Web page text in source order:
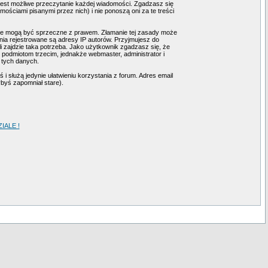
możliwe przeczytanie każdej wiadomości. Zgadzasz się
pisanymi przez nich) i nie ponoszą oni za te treści
być sprzeczne z prawem. Złamanie tej zasady może
rejestrowane są adresy IP autorów. Przyjmujesz do
zajdzie taka potrzeba. Jako użytkownik zgadzasz się, że
trzecim, jednakże webmaster, administrator i
danych.
jedynie ułatwieniu korzystania z forum. Adres email
zapomniał stare).
!